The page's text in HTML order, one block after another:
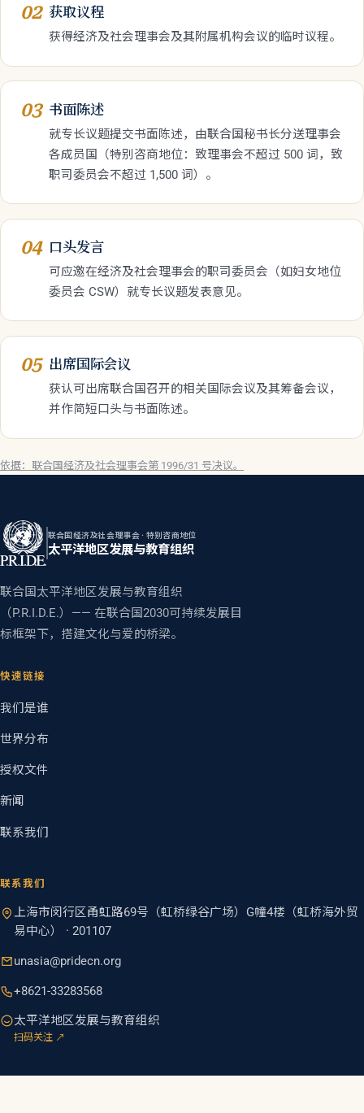
02 获取议程
获得经济及社会理事会及其附属机构会议的临时议程。
03 书面陈述
就专长议题提交书面陈述，由联合国秘书长分送理事会
各成员国（特别咨商地位：致理事会不超过 500 词，致
职司委员会不超过 1,500 词）。
04 口头发言
可应邀在经济及社会理事会的职司委员会（如妇女地位
委员会 CSW）就专长议题发表意见。
05 出席国际会议
获认可出席联合国召开的相关国际会议及其筹备会议，
并作简短口头与书面陈述。
依据：联合国经济及社会理事会第 1996/31 号决议。
联合国经济及社会理事会 · 特别咨商地位
太平洋地区发展与教育组织
联合国太平洋地区发展与教育组织
（P.R.I.D.E.）—— 在联合国2030可持续发展目
标框架下，搭建文化与爱的桥梁。
快速链接
我们是谁
世界分布
授权文件
新闻
联系我们
联系我们
上海市闵行区甬虹路69号（虹桥绿谷广场）G幢4楼（虹桥海外贸
易中心） · 201107
unasia@pridecn.org
+8621-33283568
太平洋地区发展与教育组织
扫码关注 ↗